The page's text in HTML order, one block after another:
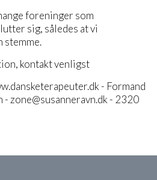
foreninger som
sig, således at vi
stemme.
kontakt venligst
- Formand
- zone@susanneravn.dk - 2320